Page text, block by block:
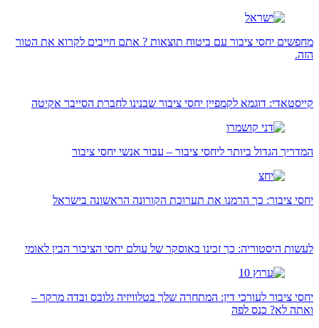
מחפשים יחסי ציבור עם ביטוח תוצאות ? אתם חייבים לקרוא את הטור
הזה.
קייסטאדי: דוגמא לקמפיין יחסי ציבור שבנינו לחברת הסייבר אקיטה
המדריך הגדול ביותר ליחסי ציבור – עבור אנשי יחסי ציבור
יחסי ציבור: כך הרמנו את תערוכת הקורונה הראשונה בישראל
לעשות היסטוריה: כך זכינו באוסקר של עולם יחסי הציבור הבין לאומי
יחסי ציבור לעורכי דין: המתחרה שלך בטלוויזיה גלובס ובדה מרקר –
ואתה לא? כנס לפה